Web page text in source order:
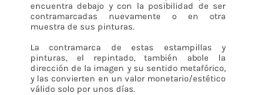
encuentra debajo y con la posibilidad de ser
contramarcadas nuevamente o en otra
muestra de sus pinturas.
La contramarca de estas estampillas y
pinturas, el repintado, también abole la
dirección de la imagen y su sentido metafórico,
y las convierten en un valor monetario/estético
válido solo por unos días.